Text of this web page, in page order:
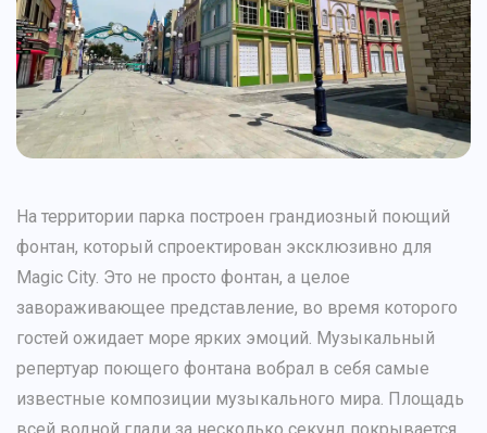
На территории парка построен грандиозный поющий
фонтан, который спроектирован эксклюзивно для
Magic City. Это не просто фонтан, а целое
завораживающее представление, во время которого
гостей ожидает море ярких эмоций. Музыкальный
репертуар поющего фонтана вобрал в себя самые
известные композиции музыкального мира. Площадь